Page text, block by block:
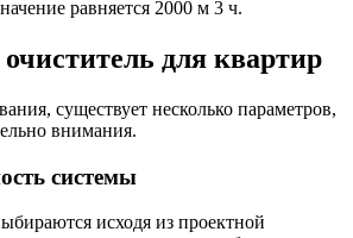
равняется 2000 м 3 ч.
для квартир
существует несколько параметров,
внимания.
системы
исходя из проектной